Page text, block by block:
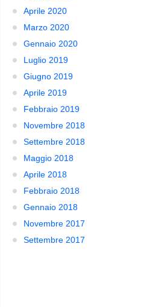
Aprile 2020
Marzo 2020
Gennaio 2020
Luglio 2019
Giugno 2019
Aprile 2019
Febbraio 2019
Novembre 2018
Settembre 2018
Maggio 2018
Aprile 2018
Febbraio 2018
Gennaio 2018
Novembre 2017
Settembre 2017